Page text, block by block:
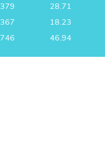
379
28.71
367
18.23
746 46.94